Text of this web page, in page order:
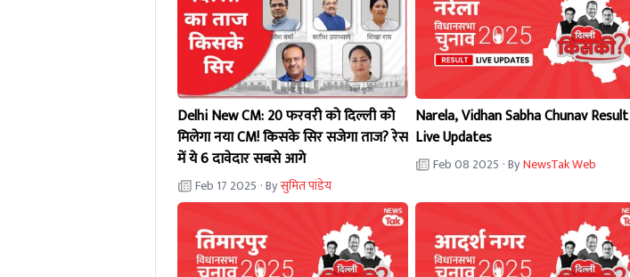
Delhi New CM: 20 फरवरी को दिल्ली को
मिलेगा नया CM! किसके सिर सजेगा ताज? रेस
में ये 6 दावेदार सबसे आगे
Feb 17 2025 · Byसुमित पांडेय
Narela, Vidhan Sabha Chunav Result
Live Updates
Feb 08 2025 · ByNewsTak Web